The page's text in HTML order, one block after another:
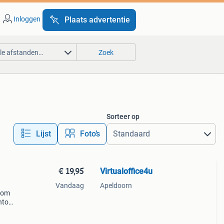
Inloggen Plaats advertentie
afstanden… Zoek
Lijst Foto’s
Sorteer op
€ 19,95
Vandaag
Virtualoffice4u
Apeldoorn